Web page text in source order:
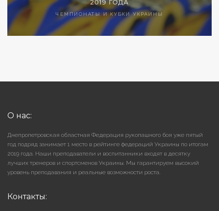
2019 ГОДА
ЧЕМПИОНАТЫ И КУБКИ УКРАИНЫ
О нас:
Днепропетровская областная Федерация рукопашного боя уже пятый
год подряд занимает 1 место в рейтинге федераций Украины по итогам
2019 года. Наши преподаватели и воспитанники входят в десятку
лучших тренеров и спортсменов Украины. Мы гарантируем высокий
уровень преподавания и реальные возможности роста.
Контакты: